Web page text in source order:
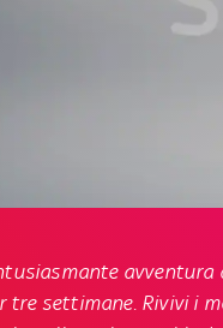
avventura
tre settimane. Rivivi i